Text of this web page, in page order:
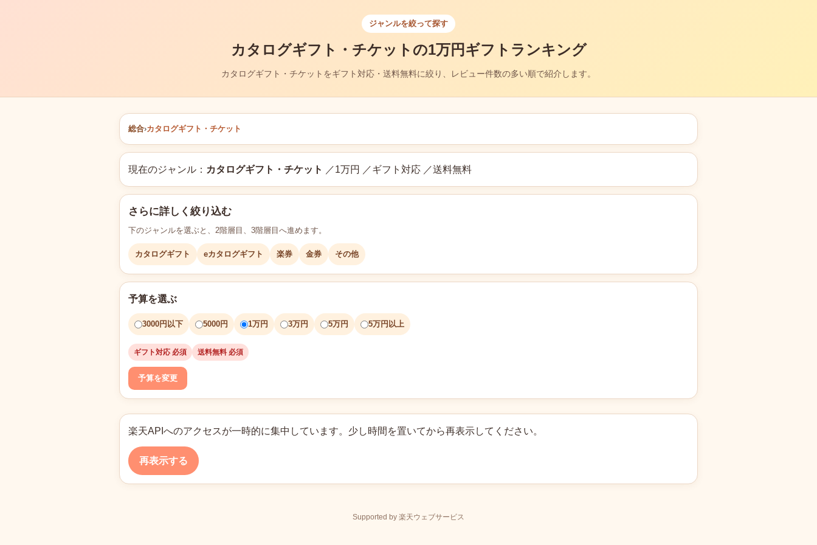
ジャンルを絞って探す
カタログギフト・チケットの1万円ギフトランキング
カタログギフト・チケットをギフト対応・送料無料に絞り、レビュー件数の多い順で紹介します。
総合›カタログギフト・チケット
現在のジャンル： カタログギフト・チケット ／1万円 ／ギフト対応 ／送料無料
さらに詳しく絞り込む
下のジャンルを選ぶと、2階層目、3階層目へ進めます。
カタログギフト eカタログギフト 楽券 金券 その他
予算を選ぶ
3000円以下 5000円 1万円 3万円 5万円 5万円以上
ギフト対応 必須 送料無料 必須
予算を変更
楽天APIへのアクセスが一時的に集中しています。少し時間を置いてから再表示してください。
再表示する
Supported by 楽天ウェブサービス